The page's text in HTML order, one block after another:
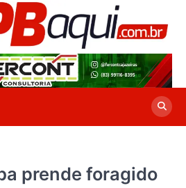
prende foragido